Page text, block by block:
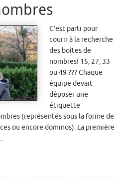
C’est parti pour
courir à la recherche
des boîtes de
nombres! 15, 27, 33
ou 49 ??? Chaque
équipe devait
déposer une
étiquette
(représentés sous la forme de
ou encore dominos). La première